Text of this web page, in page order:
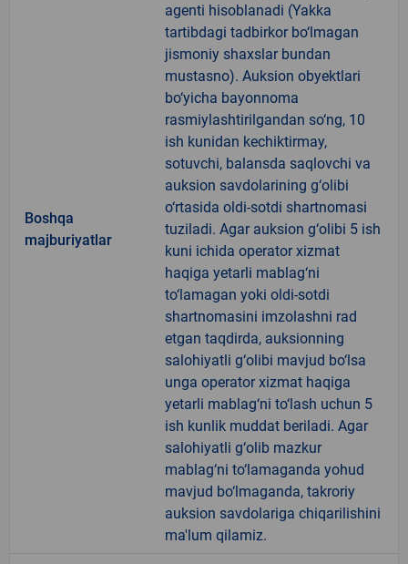
Boshqa
majburiyatlar
agenti hisoblanadi (Yakka
tartibdagi tadbirkor bo‘lmagan
jismoniy shaxslar bundan
mustasno). Auksion obyektlari
bo‘yicha bayonnoma
rasmiylashtirilgandan so‘ng, 10
ish kunidan kechiktirmay,
sotuvchi, balansda saqlovchi va
auksion savdolarining g‘olibi
o‘rtasida oldi-sotdi shartnomasi
tuziladi. Agar auksion g‘olibi 5 ish
kuni ichida operator xizmat
haqiga yetarli mablag‘ni
to‘lamagan yoki oldi-sotdi
shartnomasini imzolashni rad
etgan taqdirda, auksionning
salohiyatli g‘olibi mavjud bo‘lsa
unga operator xizmat haqiga
yetarli mablag‘ni to‘lash uchun 5
ish kunlik muddat beriladi. Agar
salohiyatli g‘olib mazkur
mablag‘ni to‘lamaganda yohud
mavjud bo‘lmaganda, takroriy
auksion savdolariga chiqarilishini
ma'lum qilamiz.